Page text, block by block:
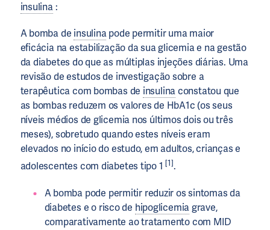
insulina:
A bomba de insulina pode permitir uma maior
eficácia na estabilização da sua glicemia e na gestão
da diabetes do que as múltiplas injeções diárias. Uma
revisão de estudos de investigação sobre a
terapêutica com bombas de insulinaconstatou que
as bombas reduzem os valores de HbA1c (os seus
níveis médios de glicemia nos últimos dois ou três
meses), sobretudo quando estes níveis eram
elevados no início do estudo, em adultos, crianças e
adolescentes com diabetes tipo 1[1].
A bomba pode permitir reduzir os sintomas da
diabetes e o risco de hipoglicemiagrave,
comparativamente ao tratamento com MID